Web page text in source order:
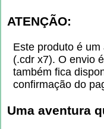
ATENÇÃO:
Este produto é
(.cdr x7). O envio
também fica
confirmação do
Uma aventura